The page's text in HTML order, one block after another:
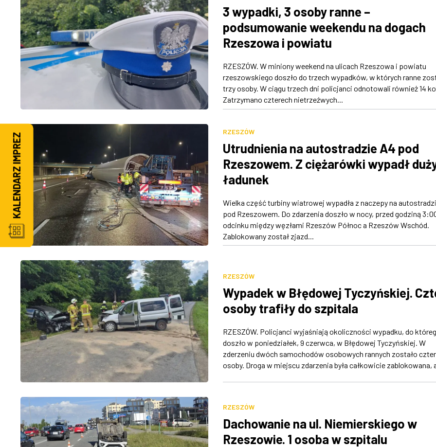
3 wypadki, 3 osoby ranne –
podsumowanie weekendu na dogach
Rzeszowa i powiatu
RZESZÓW. W miniony weekend na ulicach Rzeszowa i powiatu
rzeszowskiego doszło do trzech wypadków, w których ranne
trzy osoby. W ciągu trzech dni policjanci odnotowali również 14
Zatrzymano czterech nietrzeźwych...
RZESZÓW
Utrudnienia na autostradzie A4 pod
Rzeszowem. Z ciężarówki wypadł
ładunek
Wielka część turbiny wiatrowej wypadła z naczepy na
pod Rzeszowem. Do zdarzenia doszło w nocy, przed godziną
odcinku między węzłami Rzeszów Północ a Rzeszów Wschód.
Zablokowany został zjazd...
RZESZÓW
Wypadek w Błędowej Tyczyńskiej.
osoby trafiły do szpitala
RZESZÓW. Policjanci wyjaśniają okoliczności wypadku, do
doszło w poniedziałek, 9 czerwca, w Błędowej Tyczyńskiej. W
zderzeniu dwóch samochodów osobowych rannych zostało
osoby. Droga w miejscu zdarzenia była całkowicie zablokowana,
RZESZÓW
Dachowanie na ul. Niemierskiego w
Rzeszowie. 1 osoba w szpitalu
KALENDARZ IMPREZ